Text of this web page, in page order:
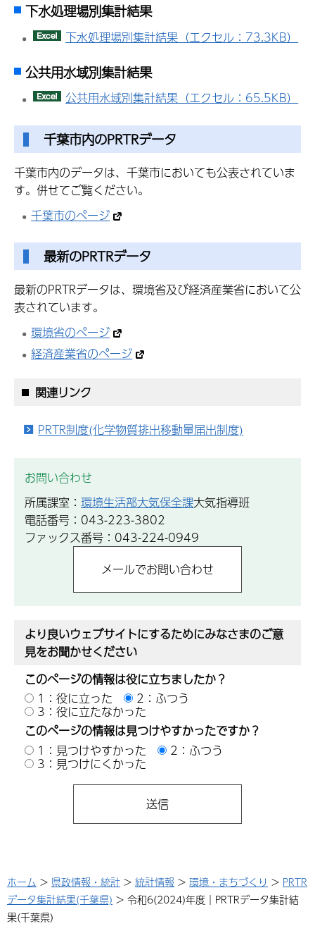
下水処理場別集計結果
下水処理場別集計結果（エクセル：73.3KB）
公共用水域別集計結果
公共用水域別集計結果（エクセル：65.5KB）
千葉市内のPRTRデータ
千葉市内のデータは、千葉市においても公表されていま
す。併せてご覧ください。
千葉市のページ
最新のPRTRデータ
最新のPRTRデータは、環境省及び経済産業省において公
表されています。
環境省のページ
経済産業省のページ
関連リンク
PRTR制度(化学物質排出移動量届出制度)
お問い合わせ
所属課室： 環境生活部大気保全課大気指導班
電話番号：043-223-3802
ファックス番号：043-224-0949
より良いウェブサイトにするためにみなさまのご意
見をお聞かせください
このページの情報は役に立ちましたか？
1：役に立った
2：ふつう
3：役に立たなかった
このページの情報は見つけやすかったですか？
1：見つけやすかった
2：ふつう
3：見つけにくかった
ホーム > 県政情報・統計 > 統計情報 > 環境・まちづくり > PRTR
データ集計結果(千葉県) > 令和6(2024)年度｜PRTRデータ集計結
果(千葉県)